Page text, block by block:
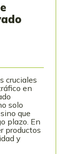
cruciales
en
solo
que
plazo. En
productos
y